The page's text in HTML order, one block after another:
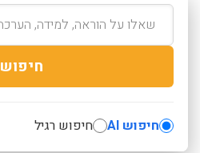
חיפוש
חיפוש AI חיפוש רגיל